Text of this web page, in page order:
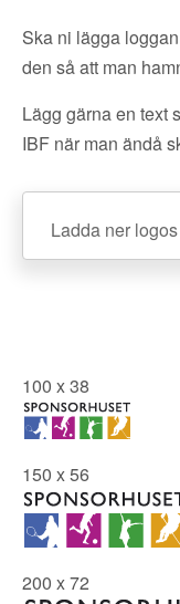
Ska ni lägga
den så att man
Lägg gärna en text
IBF när man ändå
Ladda ner
100 x 38
150 x 56
200 x 72